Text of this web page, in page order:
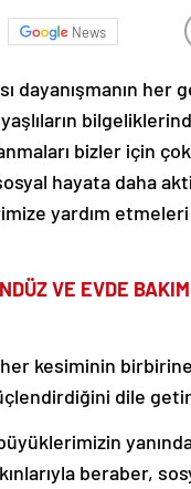
News
dayanışmanın
bizler için
hayata daha
yardım etmeleri
VE EVDE
kesiminin birbirine
dile
beraber,